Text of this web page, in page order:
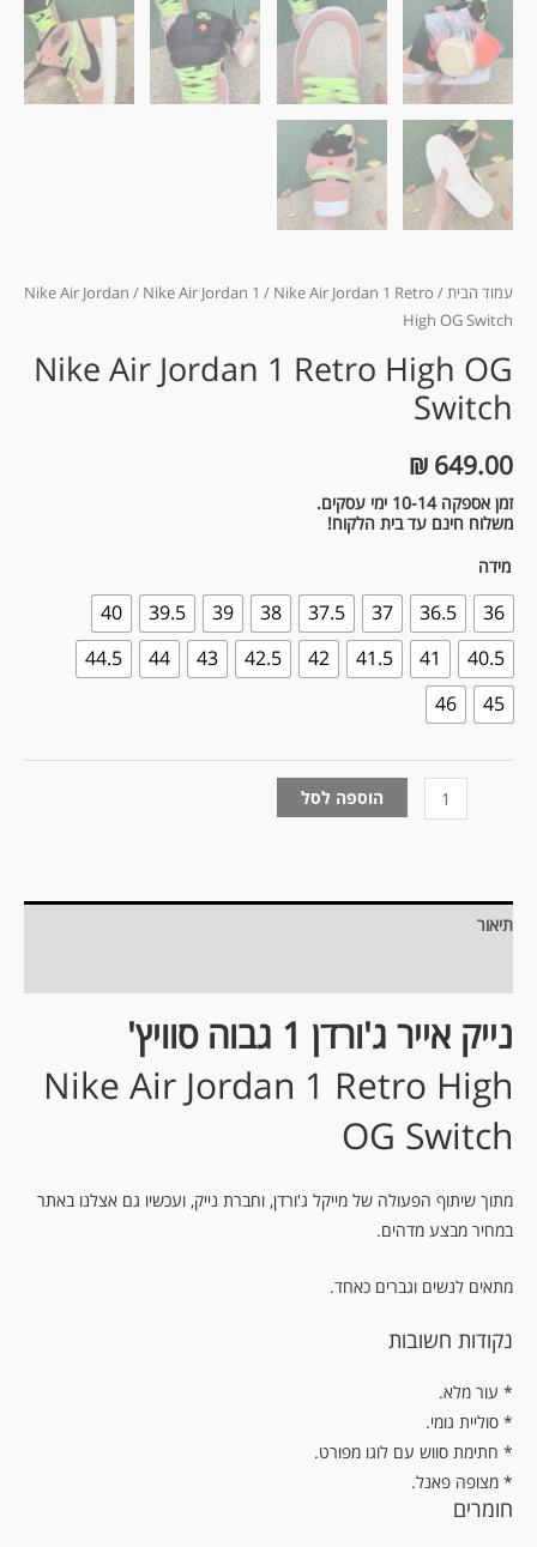
עמוד הבית/
Nike Air Jordan / Nike Air Jordan 1 / Nike Air Jordan 1 Retro
High OG Switch
Nike Air Jordan 1 Retro High OG
Switch
₪ 649.00
זמן אספקה 10-14 ימי עסקים.
משלוח חינם עד בית הלקוח!
מידה
36
36.5
37
37.5
38
39
39.5
40
40.5
41
41.5
42
42.5
43
44
44.5
45
46
הוספה לסל
תיאור
נייק אייר ג'ורדן 1 גבוה סוויץ'
Nike Air Jordan 1 Retro High
OG Switch
מתוך שיתוף הפעולה של מייקל ג'ורדן, וחברת נייק, ועכשיו גם אצלנו באתר
במחיר מבצע מדהים.
מתאים לנשים וגברים כאחד.
נקודות חשובות
.עור מלא *
* סוליית גומי.
* חתימת סווש עם לוגו מפורט.
* מצופה פאנל.
חומרים